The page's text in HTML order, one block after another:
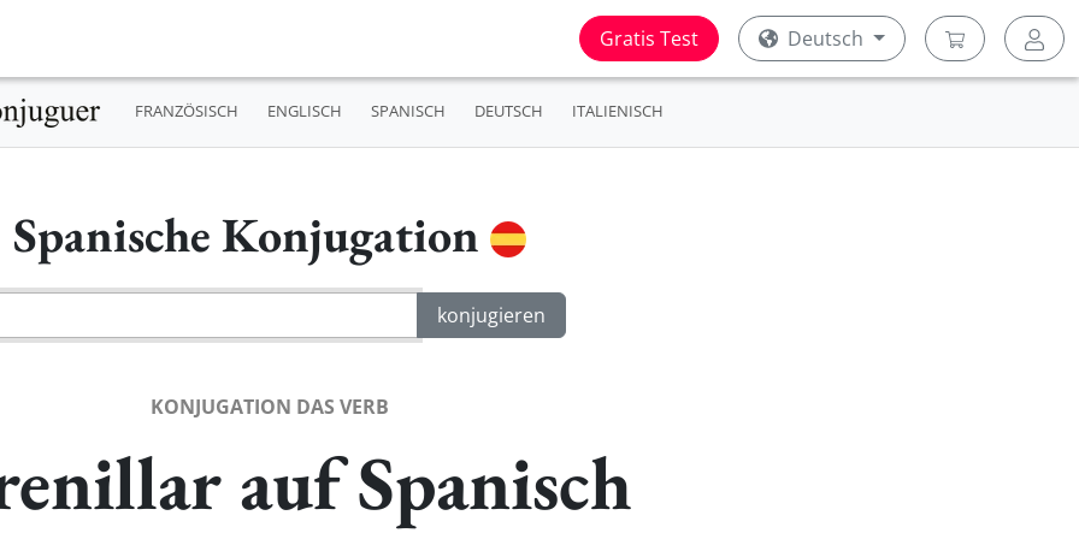
Gratis Test Deutsch
FRANZÖSISCH ENGLISCH SPANISCH DEUTSCH ITALIENISCH
Spanische Konjugation
KONJUGATION DAS VERB
auf Spanisch